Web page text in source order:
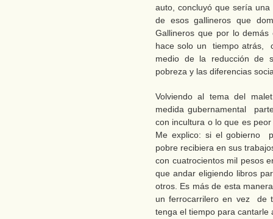
auto, concluyó que sería
de esos gallineros que
Gallineros que por lo
hace solo un tiempo atrás,
medio de la reducción de
pobreza y las diferencias
Volviendo al tema del
medida gubernamental
con incultura o lo que es
Me explico: si el gobierno
pobre recibiera en sus
con cuatrocientos mil pesos
que andar eligiendo libros
otros. Es más de esta
un ferrocarrilero en vez de
tenga el tiempo para cantarle